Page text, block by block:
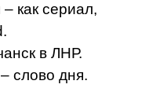
как сериал,
в ЛНР.
слово дня.